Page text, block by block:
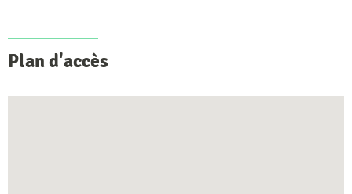
Plan d'accès